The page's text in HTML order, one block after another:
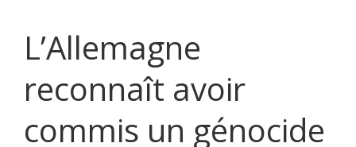
L’Allemagne
reconnaît avoir
commis un génocide